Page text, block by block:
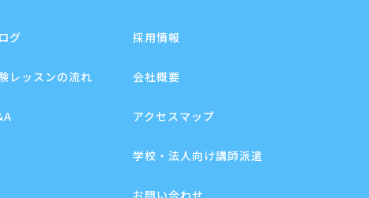
グ
レッスンの流れ
採用情報
会社概要
アクセスマップ
学校・法人向け講師派遣